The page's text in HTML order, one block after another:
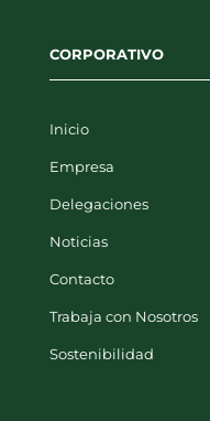
CORPORATIVO
Empresa
Delegaciones
Trabaja con Nosotros